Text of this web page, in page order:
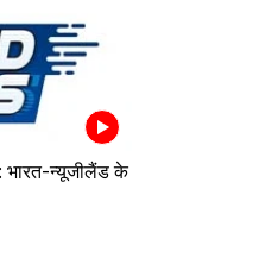
न्यूजीलैंड के